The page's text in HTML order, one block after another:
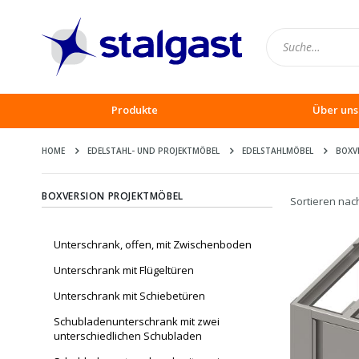
Produkte Über uns
HOME EDELSTAHL- UND PROJEKTMÖBEL EDELSTAHLMÖBEL
Sortieren
BOXVERSION PROJEKTMÖBEL
Unterschrank, offen, mit Zwischenboden
Unterschrank mit Flügeltüren
Unterschrank mit Schiebetüren
Schubladenunterschrank mit zwei
unterschiedlichen Schubladen